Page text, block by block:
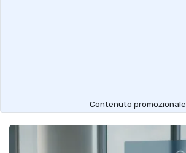
Contenuto promozionale